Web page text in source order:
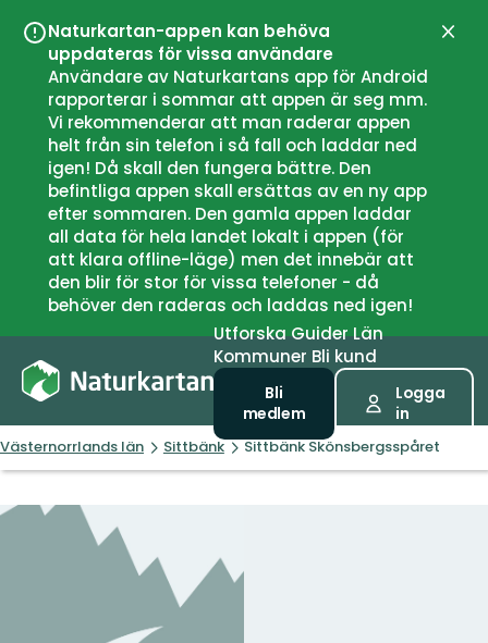
Naturkartan-appen kan behöva
uppdateras för vissa användare
Användare av Naturkartans app för Android
rapporterar i sommar att appen är seg mm.
Vi rekommenderar att man raderar appen
helt från sin telefon i så fall och laddar ned
igen! Då skall den fungera bättre. Den
befintliga appen skall ersättas av en ny app
efter sommaren. Den gamla appen laddar
all data för hela landet lokalt i appen (för
att klara offline-läge) men det innebär att
den blir för stor för vissa telefoner - då
behöver den raderas och laddas ned igen!
UtforskaGuiderLän
Kommuner Bli kund
Bli
medlem
Logga
in
Västernorrlands län Sittbänk Sittbänk Skönsbergsspåret